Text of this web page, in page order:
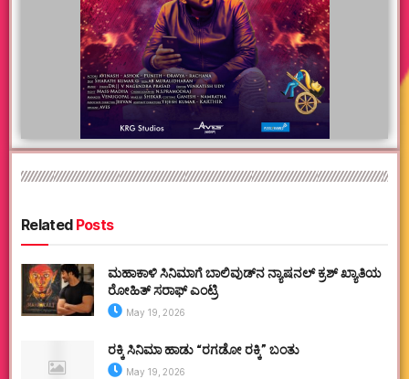
RelatedPosts
ಮಹಾಕಾಳಿ ಸಿನಿಮಾಗೆ ಬಾಲಿವುಡ್‌ನ ನ್ಯಾಷನಲ್ ಕ್ರಶ್ ಖ್ಯಾತಿಯ
ರೋಹಿತ್ ಸರಾಫ್ ಎಂಟ್ರಿ
May 19, 2026
ರಕ್ಕಿ ಸಿನಿಮಾ ಹಾಡು “ರಗಡೋ ರಕ್ಕಿ” ಬಂತು
May 19, 2026